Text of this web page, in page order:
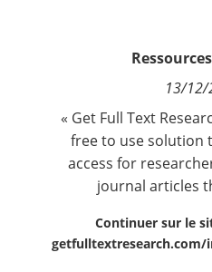
Nous suivre
13/12/
« Get Full Text
free to use solution
access for
journal articles
Continuer sur le
getfulltextresearch.com/